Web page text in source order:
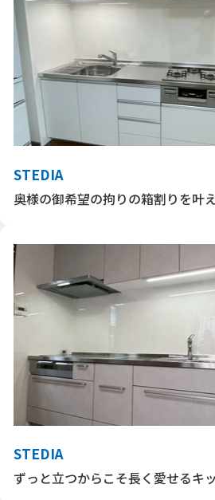
STEDIA
奥様の御希望の拘りの箱割りを叶
STEDIA
ずっと立つからこそ長く愛せるキ